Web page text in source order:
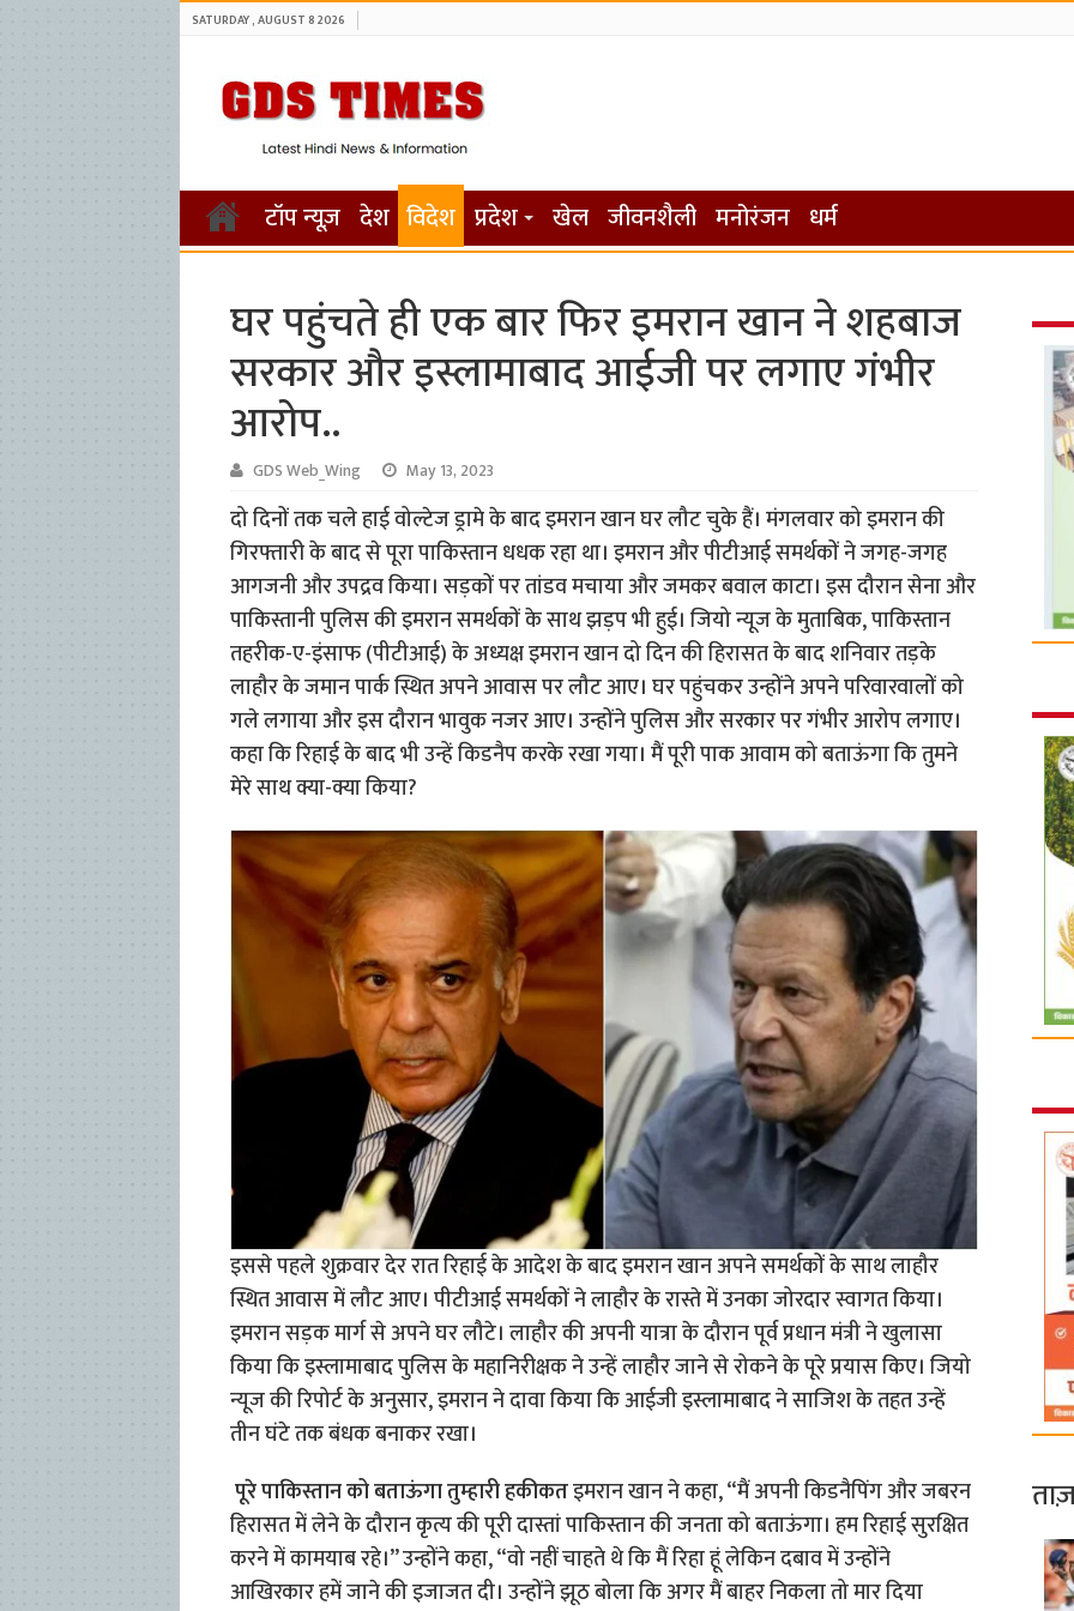
SATURDAY , AUGUST 8 2026
टॉप न्यूज़ देश विदेश प्रदेश खेल जीवनशैली मनोरंजन धर्म
घर पहुंचते ही एक बार फिर इमरान खान ने शहबाज
सरकार और इस्लामाबाद आईजी पर लगाए गंभीर
आरोप..
GDS Web_Wing May 13, 2023
दो दिनों तक चले हाई वोल्टेज ड्रामे के बाद इमरान खान घर लौट चुके हैं। मंगलवार को इमरान की
गिरफ्तारी के बाद से पूरा पाकिस्तान धधक रहा था। इमरान और पीटीआई समर्थकों ने जगह-जगह
आगजनी और उपद्रव किया। सड़कों पर तांडव मचाया और जमकर बवाल काटा। इस दौरान सेना और
पाकिस्तानी पुलिस की इमरान समर्थकों के साथ झड़प भी हुई। जियो न्यूज के मुताबिक, पाकिस्तान
तहरीक-ए-इंसाफ (पीटीआई) के अध्यक्ष इमरान खान दो दिन की हिरासत के बाद शनिवार तड़के
लाहौर के जमान पार्क स्थित अपने आवास पर लौट आए। घर पहुंचकर उन्होंने अपने परिवारवालों को
गले लगाया और इस दौरान भावुक नजर आए। उन्होंने पुलिस और सरकार पर गंभीर आरोप लगाए।
कहा कि रिहाई के बाद भी उन्हें किडनैप करके रखा गया। मैं पूरी पाक आवाम को बताऊंगा कि तुमने
मेरे साथ क्या-क्या किया?
इससे पहले शुक्रवार देर रात रिहाई के आदेश के बाद इमरान खान अपने समर्थकों के साथ लाहौर
स्थित आवास में लौट आए। पीटीआई समर्थकों ने लाहौर के रास्ते में उनका जोरदार स्वागत किया।
इमरान सड़क मार्ग से अपने घर लौटे। लाहौर की अपनी यात्रा के दौरान पूर्व प्रधान मंत्री ने खुलासा
किया कि इस्लामाबाद पुलिस के महानिरीक्षक ने उन्हें लाहौर जाने से रोकने के पूरे प्रयास किए। जियो
न्यूज की रिपोर्ट के अनुसार, इमरान ने दावा किया कि आईजी इस्लामाबाद ने साजिश के तहत उन्हें
तीन घंटे तक बंधक बनाकर रखा।
पूरे पाकिस्तान को बताऊंगा तुम्हारी हकीकतइमरान खान ने कहा, “मैं अपनी किडनैपिंग और जबरन
हिरासत में लेने के दौरान कृत्य की पूरी दास्तां पाकिस्तान की जनता को बताऊंगा। हम रिहाई सुरक्षित
करने में कामयाब रहे।” उन्होंने कहा, “वो नहीं चाहते थे कि मैं रिहा हूं लेकिन दबाव में उन्होंने
आखिरकार हमें जाने की इजाजत दी। उन्होंने झूठ बोला कि अगर मैं बाहर निकला तो मार दिया